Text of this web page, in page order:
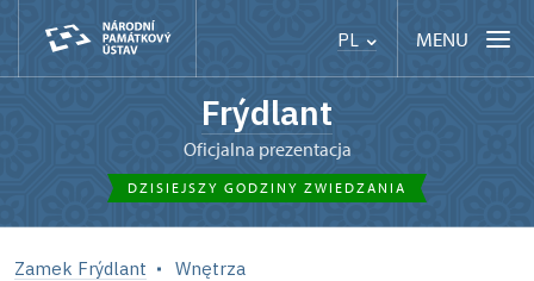
PL MENU
Frýdlant
Oficjalna prezentacja
DZISIEJSZY GODZINY ZWIEDZANIA
Zamek Frýdlant Wnętrza